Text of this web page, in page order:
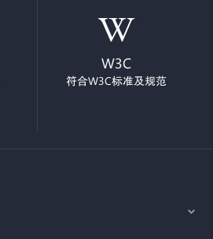
W3C
符合W3C标准及规范